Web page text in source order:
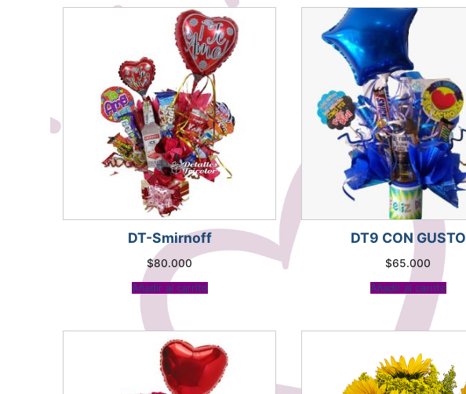
DT-Smirnoff
$80.000
Añadir al carrito
DT9 CON GUSTO
$65.000
Añadir al carrito